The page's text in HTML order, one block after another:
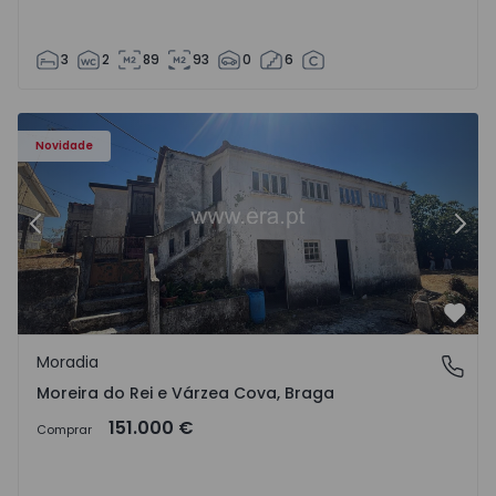
3 2 89 93 0 6
Novidade
- 13
Moradia T3 Fafe, Moreira do Rei e Várzea Cova - 1573109
Anterior
Moreira do Rei e Várzea Cova, Braga
Moradia
Moreira do Rei e Várzea Cova, Braga
Comprar 151.000 €